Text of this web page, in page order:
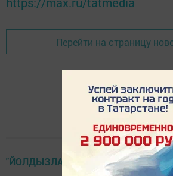
Перейти на страницу
"ЙОЛДЫЗЛАР" ТОРМЫШЫ